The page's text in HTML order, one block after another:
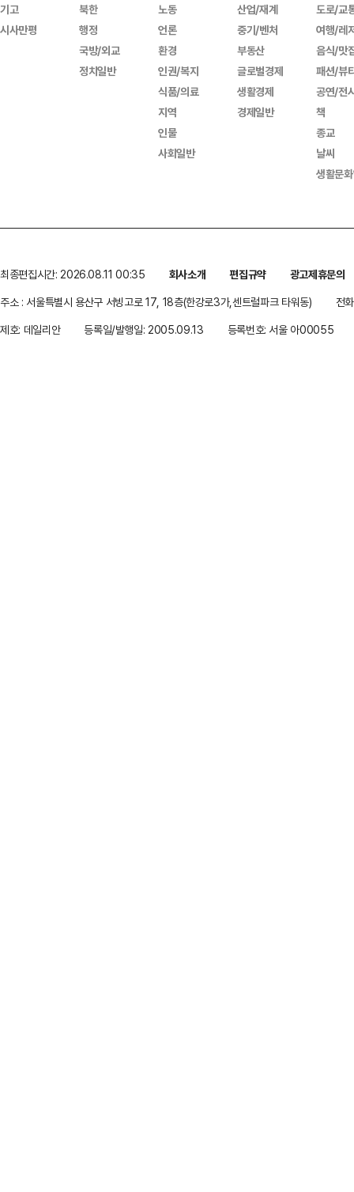
기고
시사만평
북한
행정
국방/외교
정치일반
노동
언론
환경
인권/복지
식품/의료
지역
인물
사회일반
산업/재계
중기/벤처
부동산
글로벌경제
생활경제
경제일반
도로/교
여행/레
음식/맛
패션/뷰
공연/전
책
종교
날씨
생활문
최종편집시간: 2026.08.11 00:35 회사소개 편집규약
광고제휴문의
주소 : 서울특별시 용산구 서빙고로 17, 18층(한강로3가,센트럴파크 타워동)
전
제호: 데일리안
등록일/발행일: 2005.09.13 등록번호: 서울 아00055